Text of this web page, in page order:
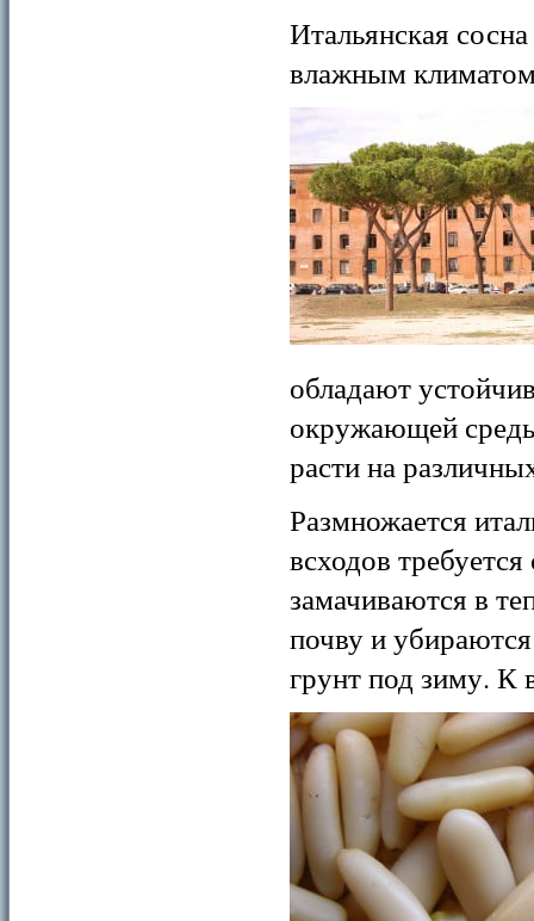
Итальянская
влажным
обладают
окружающей
расти на
Размножается
всходов
замачиваются в
почву и
грунт под зиму. К